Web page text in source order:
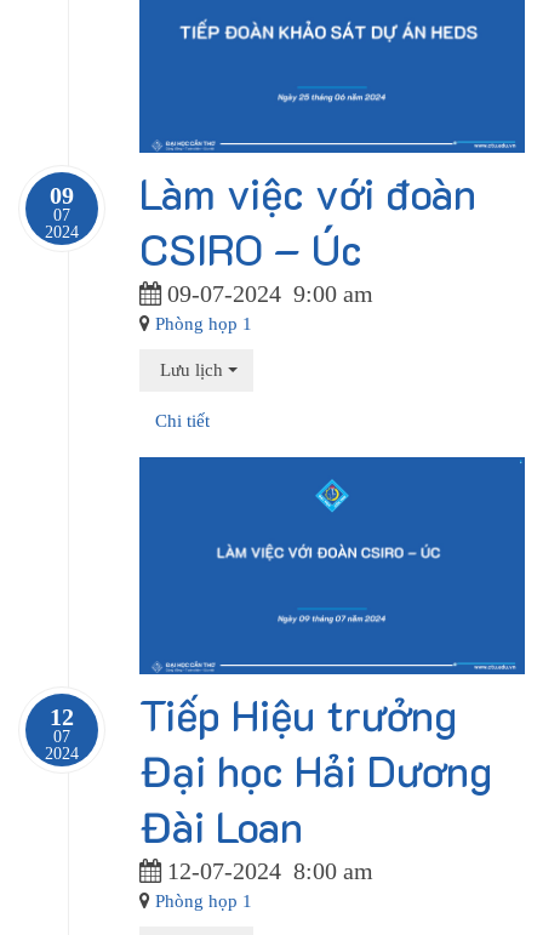
09
07
2024
Làm việc với đoàn
CSIRO – Úc
09-07-2024 9:00 am
Phòng họp 1
Lưu lịch
Chi tiết
12
07
2024
Tiếp Hiệu trưởng
Đại học Hải Dương
Đài Loan
12-07-2024 8:00 am
Phòng họp 1